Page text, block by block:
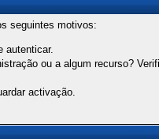
seguintes motivos:
autenticar.
ou a algum recurso?
activação.